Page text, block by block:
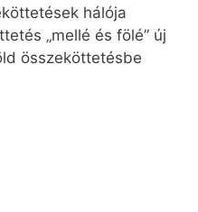
hálója
„mellé és fölé” új
összeköttetésbe